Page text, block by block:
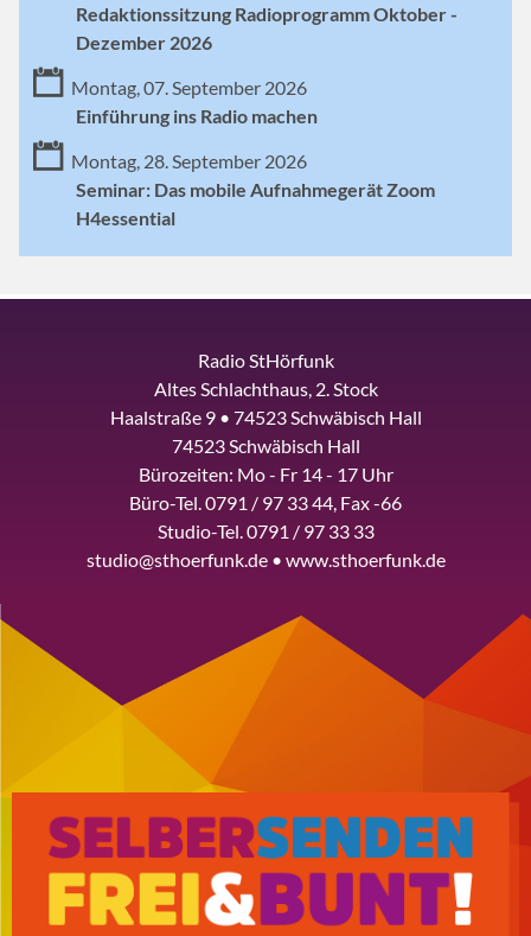
Redaktionssitzung Radioprogramm Oktober -
Dezember 2026
Montag, 07. September 2026
Einführung ins Radio machen
Montag, 28. September 2026
Seminar: Das mobile Aufnahmegerät Zoom
H4essential
Radio StHörfunk
Altes Schlachthaus, 2. Stock
Haalstraße 9 • 74523 Schwäbisch Hall
74523 Schwäbisch Hall
Bürozeiten: Mo - Fr 14 - 17 Uhr
Büro-Tel. 0791 / 97 33 44, Fax -66
Studio-Tel. 0791 / 97 33 33
studio@sthoerfunk.de • www.sthoerfunk.de